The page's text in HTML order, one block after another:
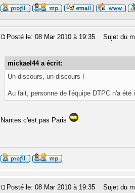
Posté le: 08 Mar 2010 à 19:35 Sujet du
mickael44 a écrit:
Un discours, un discours !
Au fait, personne de l'équipe DTPC n'a
Nantes c'est pas Paris
Posté le: 08 Mar 2010 à 19:35 Sujet du